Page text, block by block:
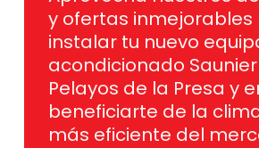
y ofertas inmejorables
instalar tu nuevo
acondicionado
Pelayos de la Presa y
beneficiarte de la
más eficiente del